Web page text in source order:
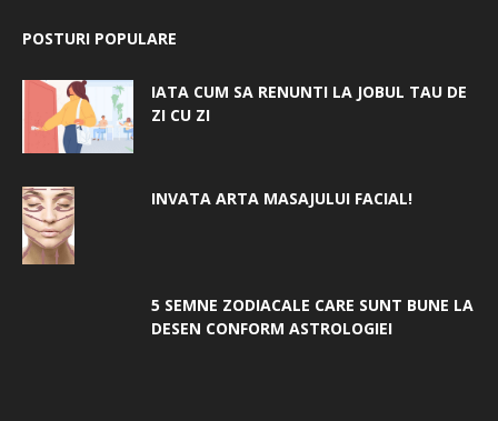
POSTURI POPULARE
IATA CUM SA RENUNTI LA JOBUL TAU DE
ZI CU ZI
INVATA ARTA MASAJULUI FACIAL!
5 SEMNE ZODIACALE CARE SUNT BUNE LA
DESEN CONFORM ASTROLOGIEI